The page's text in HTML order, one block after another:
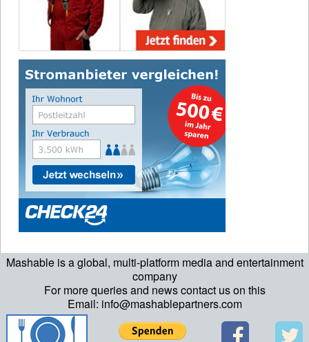
Mashable is a global, multi-platform media and entertainment
company
For more queries and news contact us on this
Email: info@mashablepartners.com